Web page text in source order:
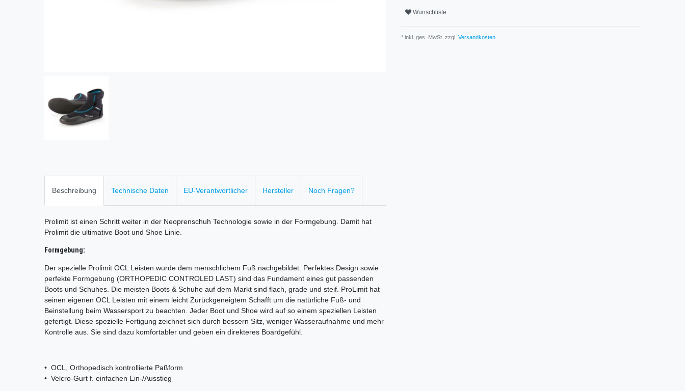
Wunschliste
* inkl. ges. MwSt. zzgl. Versandkosten
Beschreibung Technische Daten EU-Verantwortlicher Hersteller Noch Fragen?
Prolimit ist einen Schritt weiter in der Neoprenschuh Technologie sowie in der Formgebung. Damit hat
Prolimit die ultimative Boot und Shoe Linie.
Formgebung:
Der spezielle Prolimit OCL Leisten wurde dem menschlichem Fuß nachgebildet. Perfektes Design sowie
perfekte Formgebung (ORTHOPEDIC CONTROLED LAST) sind das Fundament eines gut passenden
Boots und Schuhes. Die meisten Boots & Schuhe auf dem Markt sind flach, grade und steif. ProLimit hat
seinen eigenen OCL Leisten mit einem leicht Zurückgeneigtem Schafft um die natürliche Fuß- und
Beinstellung beim Wassersport zu beachten. Jeder Boot und Shoe wird auf so einem speziellen Leisten
gefertigt. Diese spezielle Fertigung zeichnet sich durch bessern Sitz, weniger Wasseraufnahme und mehr
Kontrolle aus. Sie sind dazu komfortabler und geben ein direkteres Boardgefühl.
• OCL, Orthopedisch kontrollierte Paßform
• Velcro-Gurt f. einfachen Ein-/Ausstieg